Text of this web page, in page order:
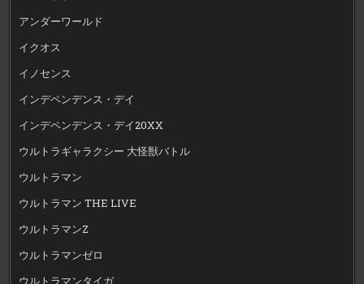
アンダーワールド
イクオス
イノセンス
インデペンデンス・デイ
インデペンデンス・デイ20XX
ウルトラギャラクシー 大怪獣バトル
ウルトラマン
ウルトラマン THE LIVE
ウルトラマンZ
ウルトラマンゼロ
ウルトラマンタイガ